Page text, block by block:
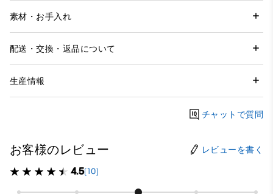
素材・お手入れ
配送・交換・返品について
生産情報
チャットで質問
お客様のレビュー レビューを書く
4.5(10)